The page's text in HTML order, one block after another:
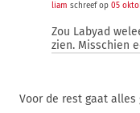
liam schreef op 05
Zou Labyad
zien. Misschien
Voor de rest gaat alles